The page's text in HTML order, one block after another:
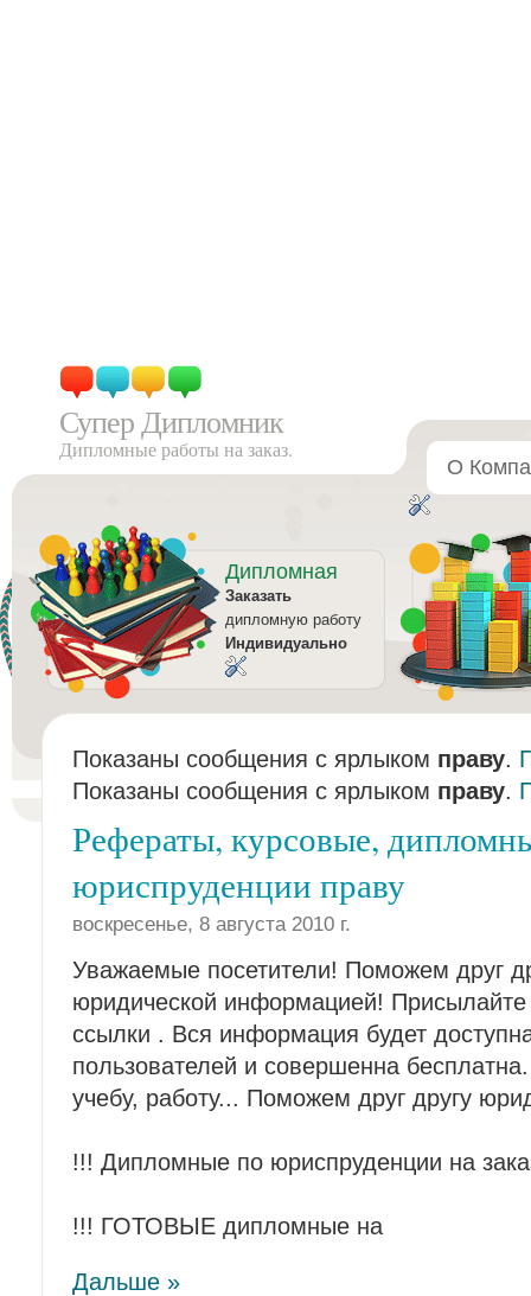
Супер Дипломник
Дипломные работы на заказ.
О
Дипломная
Заказать
дипломную работу
Индивидуально
Показаны сообщения с ярлыком праву.
Показаны сообщения с ярлыком праву.
Рефераты, курсовые,
юриспруденции праву
воскресенье, 8 августа 2010 г.
Уважаемые посетители! Поможем друг
юридической информацией!
ссылки . Вся информация будет
пользователей и совершенна
учебу, работу... Поможем друг другу
!!! Дипломные по юриспруденции на
!!! ГОТОВЫЕ дипломные на
Дальше »